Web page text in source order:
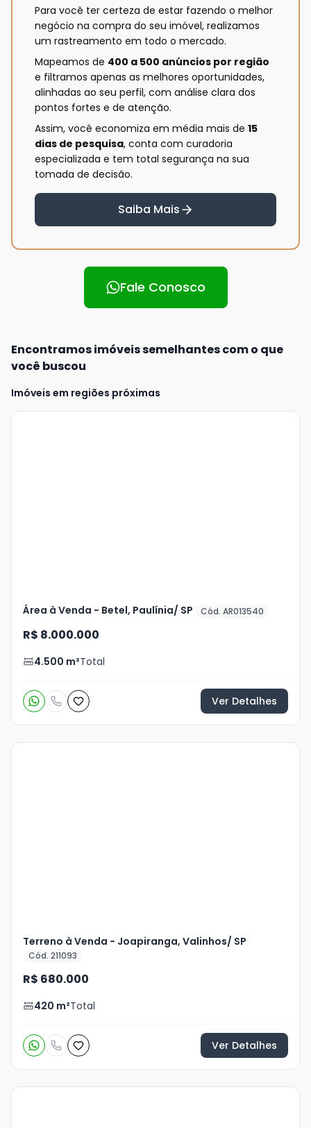
Para você ter certeza de estar fazendo o melhor
negócio na compra do seu imóvel, realizamos
um rastreamento em todo o mercado.
Mapeamos de 400 a 500 anúncios por região
e filtramos apenas as melhores oportunidades,
alinhadas ao seu perfil, com análise clara dos
pontos fortes e de atenção.
Assim, você economiza em média mais de 15
dias de pesquisa, conta com curadoria
especializada e tem total segurança na sua
tomada de decisão.
Saiba Mais
Fale Conosco
Encontramos imóveis semelhantes com o que
você buscou
Imóveis em regiões próximas
Área à Venda - Betel, Paulínia/ SP Cód. AR013540
R$ 8.000.000
4.500 m²Total
Ver Detalhes
Terreno à Venda - Joapiranga, Valinhos/ SP
Cód. 211093
R$ 680.000
420 m²Total
Ver Detalhes